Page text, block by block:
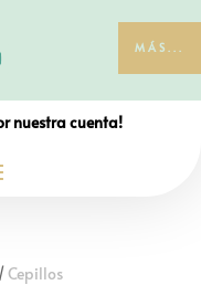
MÁS...
nuestra cuenta!
Cepillos